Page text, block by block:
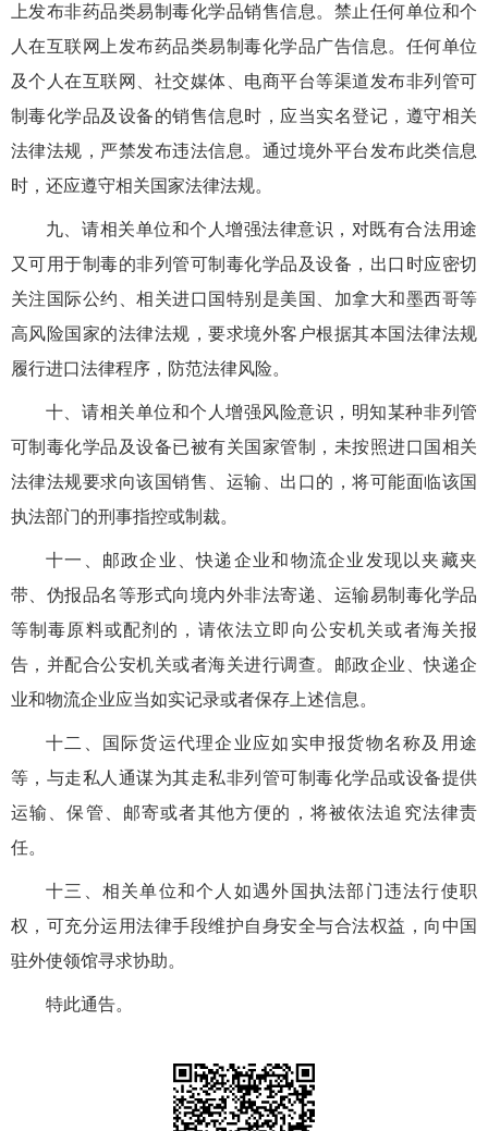
上发布非药品类易制毒化学品销售信息。禁止任何单位和个
人在互联网上发布药品类易制毒化学品广告信息。任何单位
及个人在互联网、社交媒体、电商平台等渠道发布非列管可
制毒化学品及设备的销售信息时，应当实名登记，遵守相关
法律法规，严禁发布违法信息。通过境外平台发布此类信息
时，还应遵守相关国家法律法规。
九、请相关单位和个人增强法律意识，对既有合法用途
又可用于制毒的非列管可制毒化学品及设备，出口时应密切
关注国际公约、相关进口国特别是美国、加拿大和墨西哥等
高风险国家的法律法规，要求境外客户根据其本国法律法规
履行进口法律程序，防范法律风险。
十、请相关单位和个人增强风险意识，明知某种非列管
可制毒化学品及设备已被有关国家管制，未按照进口国相关
法律法规要求向该国销售、运输、出口的，将可能面临该国
执法部门的刑事指控或制裁。
十一、邮政企业、快递企业和物流企业发现以夹藏夹
带、伪报品名等形式向境内外非法寄递、运输易制毒化学品
等制毒原料或配剂的，请依法立即向公安机关或者海关报
告，并配合公安机关或者海关进行调查。邮政企业、快递企
业和物流企业应当如实记录或者保存上述信息。
十二、国际货运代理企业应如实申报货物名称及用途
等，与走私人通谋为其走私非列管可制毒化学品或设备提供
运输、保管、邮寄或者其他方便的，将被依法追究法律责
任。
十三、相关单位和个人如遇外国执法部门违法行使职
权，可充分运用法律手段维护自身安全与合法权益，向中国
驻外使领馆寻求协助。
特此通告。